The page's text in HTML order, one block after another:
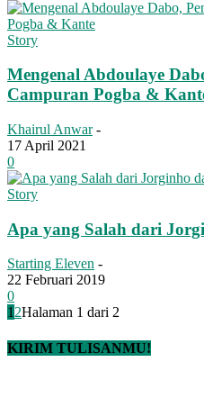
Story
Mengenal Abdoulaye
Campuran Pogba &
Khairul Anwar -
17 April 2021
0
Story
Apa yang Salah dari
Starting Eleven -
22 Februari 2019
0
1 2Halaman 1 dari 2
KIRIM TULISANMU!